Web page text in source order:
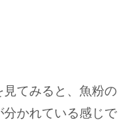
てみると、魚粉の
かれている感じで